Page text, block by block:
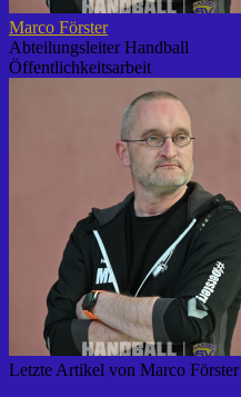
Marco Förster
Abteilungsleiter Handball
Öffentlichkeitsarbeit
Letzte Artikel von Marco Förster